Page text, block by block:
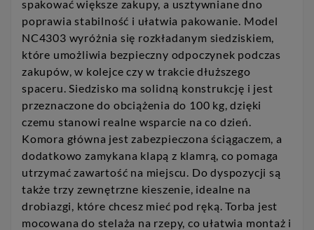
spakować większe zakupy, a usztywniane dno
poprawia stabilność i ułatwia pakowanie. Model
NC4303 wyróżnia się rozkładanym siedziskiem,
które umożliwia bezpieczny odpoczynek podczas
zakupów, w kolejce czy w trakcie dłuższego
spaceru. Siedzisko ma solidną konstrukcję i jest
przeznaczone do obciążenia do 100 kg, dzięki
czemu stanowi realne wsparcie na co dzień.
Komora główna jest zabezpieczona ściągaczem, a
dodatkowo zamykana klapą z klamrą, co pomaga
utrzymać zawartość na miejscu. Do dyspozycji są
także trzy zewnętrzne kieszenie, idealne na
drobiazgi, które chcesz mieć pod ręką. Torba jest
mocowana do stelaża na rzepy, co ułatwia montaż i